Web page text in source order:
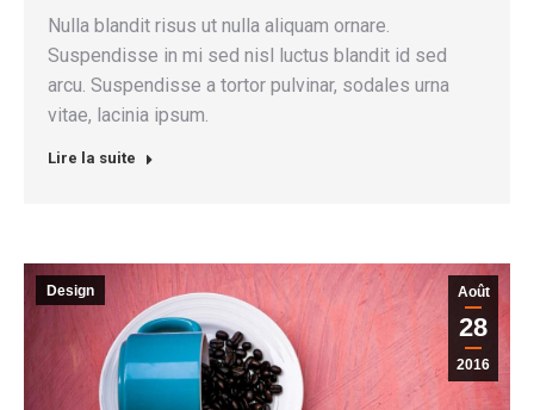
Nulla blandit risus ut nulla aliquam ornare.
Suspendisse in mi sed nisl luctus blandit id sed
arcu. Suspendisse a tortor pulvinar, sodales urna
vitae, lacinia ipsum.
Lire la suite
Août
28
2016
Design